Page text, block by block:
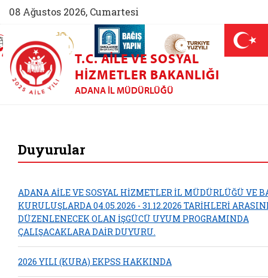
08 Ağustos 2026, Cumartesi
(yeni sekmede açılır)
AİLEM İletişim Merkezi (yeni sekmede açılır)
Aile ve Nüfus On Yılı (yeni sekmede açılır)
Darülaceze bağış sayfası (yeni
T.C. AILE VE SOSYAL
HIZMETLER BAKANLIĞI
ADANA İL MÜDÜRLÜĞÜ
Duyurular
ADANA AİLE VE SOSYAL HİZMETLER İL MÜDÜRLÜĞÜ VE
KURULUŞLARDA 04.05.2026 - 31.12.2026 TARİHLERİ
DÜZENLENECEK OLAN İŞGÜCÜ UYUM PROGRAMINDA
ÇALIŞACAKLARA DAİR DUYURU.
2026 YILI (KURA) EKPSS HAKKINDA